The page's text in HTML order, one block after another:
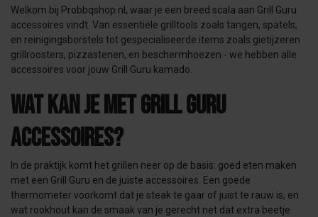
Welkom bij Probbqshop.nl, waar je een breed scala aan Grill Guru
accessoires vindt. Van essentiële grilltools zoals tangen, spatels,
en reinigingsborstels tot gespecialiseerde items zoals gietijzeren
grillroosters, pizzastenen, en beschermhoezen - we hebben alle
accessoires voor jouw Grill Guru kamado.
Wat kan je met Grill Guru
accessoires?
In de praktijk komt het grillen neer op de basis: goed eten maken
met een Grill Guru en de juiste accessoires. Een goede
thermometer voorkomt dat je steak te gaar of juist te rauw is, en
wat rookhout kan de smaak van je gerecht net dat extra beetje